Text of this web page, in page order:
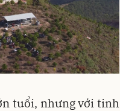
tuổi, nhưng với tinh